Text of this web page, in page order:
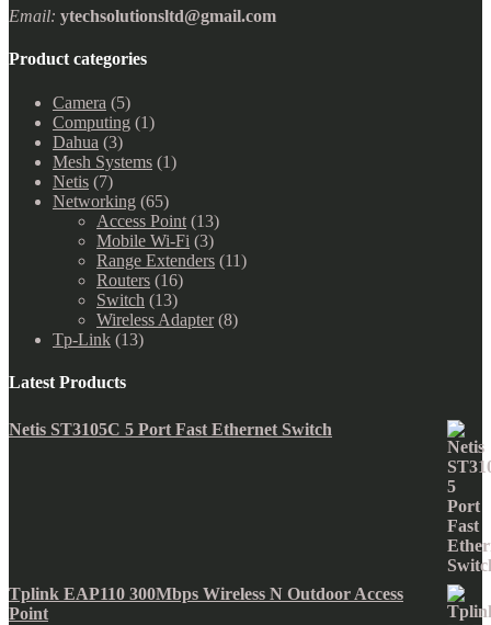
Email: ytechsolutionsltd@gmail.com
Product categories
Camera (5)
Computing (1)
Dahua (3)
Mesh Systems (1)
Netis (7)
Networking (65)
Access Point (13)
Mobile Wi-Fi (3)
Range Extenders (11)
Routers (16)
Switch (13)
Wireless Adapter (8)
Tp-Link (13)
Latest Products
Netis ST3105C 5 Port Fast Ethernet Switch
Tplink EAP110 300Mbps Wireless N Outdoor Access
Point